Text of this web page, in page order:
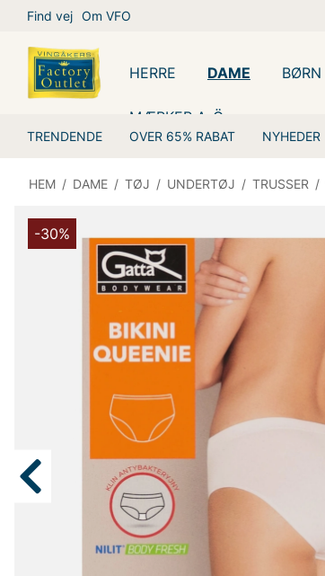
Find vej Om VFO
HERRE DAME
TRENDENDE OVER 65% RABAT NYHEDER
BØRN
MÆRKER A-Ö
HEM / DAME / TØJ / UNDERTØJ / TRUSSER /
-30%